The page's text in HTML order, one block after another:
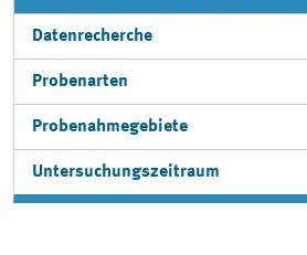
Datenrecherche
Probenarten
Probenahmegebiete
Untersuchungszeitraum